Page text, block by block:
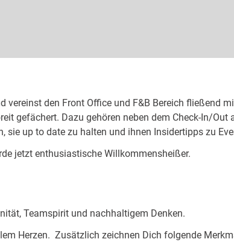
vereinst den Front Office und F&B Bereich fließend
gefächert. Dazu gehören neben dem Check-In/Out
sie up to date zu halten und ihnen Insidertipps zu
jetzt enthusiastische Willkommensheißer.
Teamspirit und nachhaltigem Denken.
Herzen. Zusätzlich zeichnen Dich folgende